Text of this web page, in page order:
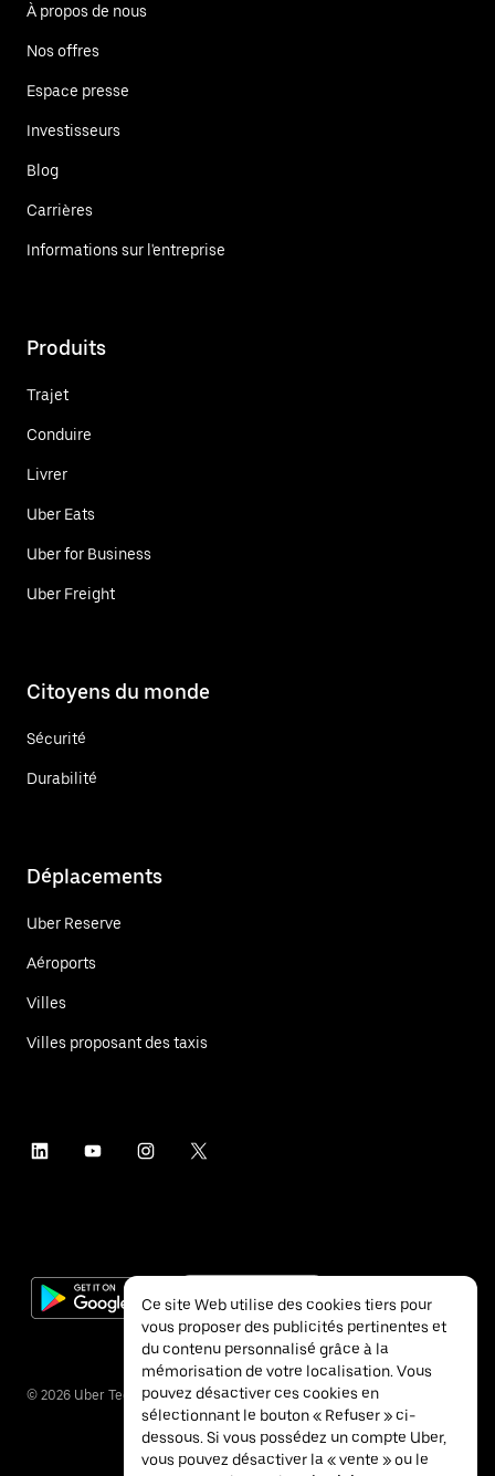
À propos de nous
Nos offres
Espace presse
Investisseurs
Blog
Carrières
Informations sur l'entreprise
Produits
Trajet
Conduire
Livrer
Uber Eats
Uber for Business
Uber Freight
Citoyens du monde
Sécurité
Durabilité
Déplacements
Uber Reserve
Aéroports
Villes
Villes proposant des taxis
© 2026 Uber Technologies Inc.
Ce site Web utilise des cookies tiers pour
vous proposer des publicités pertinentes et
du contenu personnalisé grâce à la
mémorisation de votre localisation. Vous
pouvez désactiver ces cookies en
sélectionnant le bouton « Refuser » ci-
dessous. Si vous possédez un compte Uber,
vous pouvez désactiver la « vente » ou le